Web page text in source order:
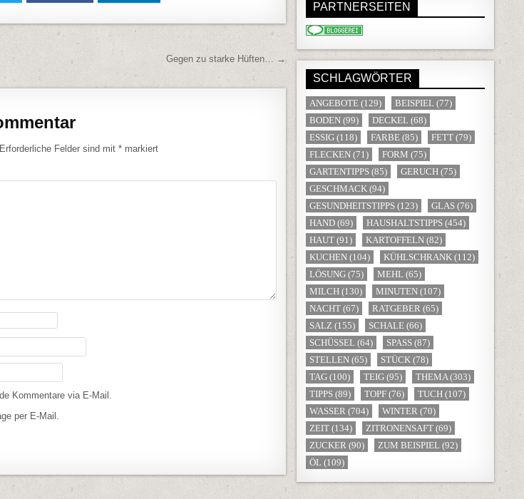
Gegen zu starke Hüften… →
Erforderliche Felder sind mit* markiert
Kommentare via E-Mail.
per E-Mail.
PARTNERSEITEN
SCHLAGWÖRTER
ANGEBOTE(129) BEISPIEL (77)
BODEN(99) DECKEL (68)
ESSIG(118) FARBE(85) FETT(79)
FLECKEN(71) FORM (75)
GARTENTIPPS(85) GERUCH(75)
GESCHMACK(94)
GESUNDHEITSTIPPS(123) GLAS(76)
HAND(69) HAUSHALTSTIPPS(454)
HAUT(91) KARTOFFELN(82)
KUCHEN(104) KÜHLSCHRANK(112)
LÖSUNG(75) MEHL (65)
MILCH(130) MINUTEN(107)
NACHT(67) RATGEBER(65)
SALZ (155) SCHALE(66)
SCHÜSSEL (64) SPASS(87)
STELLEN(65) STÜCK(78)
TAG(100) TEIG(95) THEMA(303)
TIPPS(89) TOPF(76) TUCH(107)
WASSER(704) WINTER(70)
ZEIT(134) ZITRONENSAFT(69)
ZUCKER(90) ZUM BEISPIEL (92)
ÖL (109)